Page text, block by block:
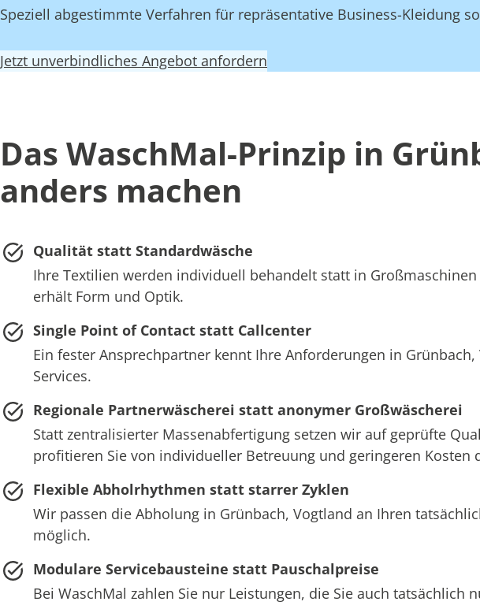
Speziell abgestimmte Verfahren für repräsentative Business-Kleidung
Jetzt unverbindliches Angebot anfordern
Das WaschMal-Prinzip in
anders machen
Qualität statt Standardwäsche
Ihre Textilien werden individuell behandelt statt in
erhält Form und Optik.
Single Point of Contact statt Callcenter
Ein fester Ansprechpartner kennt Ihre Anforderungen in
Services.
Regionale Partnerwäscherei statt anonymer Großwäscherei
Statt zentralisierter Massenabfertigung setzen wir auf geprüfte
profitieren Sie von individueller Betreuung und geringeren Kosten
Flexible Abholrhythmen statt starrer Zyklen
Wir passen die Abholung in Grünbach, Vogtland an Ihren
möglich.
Modulare Servicebausteine statt Pauschalpreise
Bei WaschMal zahlen Sie nur Leistungen, die Sie auch